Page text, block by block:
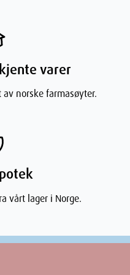
varer
norske farmasøyter.
vårt lager i Norge.